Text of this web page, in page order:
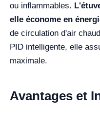
ou inflammables.
elle économe en
de circulation d'air
PID intelligente, elle
maximale.
Avantages et